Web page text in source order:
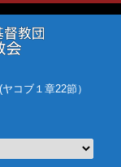
コブ１章22節）